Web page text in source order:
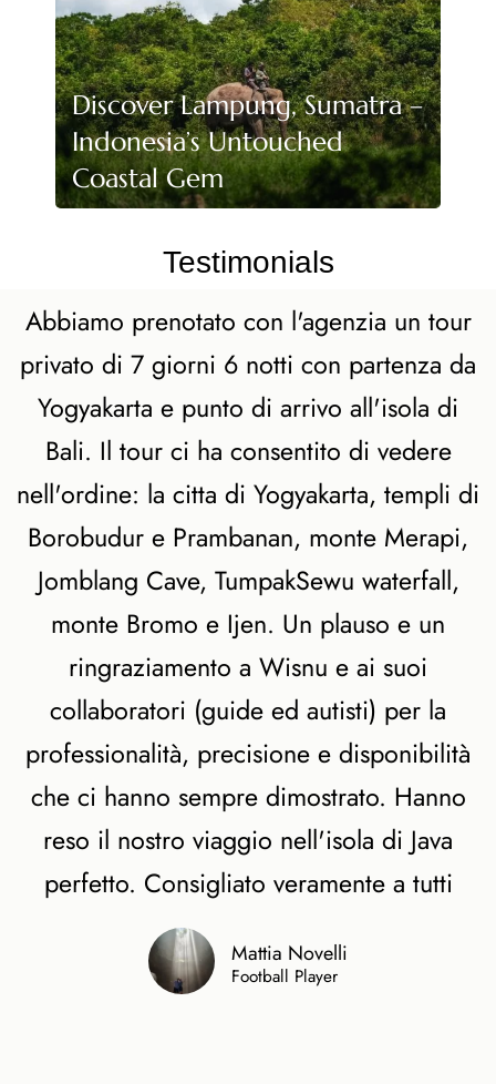
Discover Lampung, Sumatra –
Indonesia’s Untouched
Coastal Gem
Testimonials
Abbiamo prenotato con l'agenzia un tour
privato di 7 giorni 6 notti con partenza da
Yogyakarta e punto di arrivo all'isola di
Bali. Il tour ci ha consentito di vedere
nell'ordine: la citta di Yogyakarta, templi di
Borobudur e Prambanan, monte Merapi,
Jomblang Cave, TumpakSewu waterfall,
monte Bromo e Ijen. Un plauso e un
ringraziamento a Wisnu e ai suoi
collaboratori (guide ed autisti) per la
professionalità, precisione e disponibilità
che ci hanno sempre dimostrato. Hanno
reso il nostro viaggio nell'isola di Java
perfetto. Consigliato veramente a tutti
Mattia Novelli
Football Player
Travel Style
Private Eco Tours
Indonesia
Luxury Indonesia
Tours
Indonesia
Family Adventure
Holidays Indonesia
Honeymoon Tour
Package
Plan Your
Indonesia Trip →